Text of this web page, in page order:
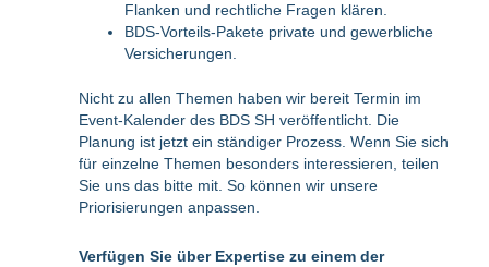
Flanken und rechtliche Fragen klären.
BDS-Vorteils-Pakete private und gewerbliche
Versicherungen.
Nicht zu allen Themen haben wir bereit Termin im
Event-Kalender des BDS SH veröffentlicht. Die
Planung ist jetzt ein ständiger Prozess. Wenn Sie sich
für einzelne Themen besonders interessieren, teilen
Sie uns das bitte mit. So können wir unsere
Priorisierungen anpassen.
Verfügen Sie über Expertise zu einem der